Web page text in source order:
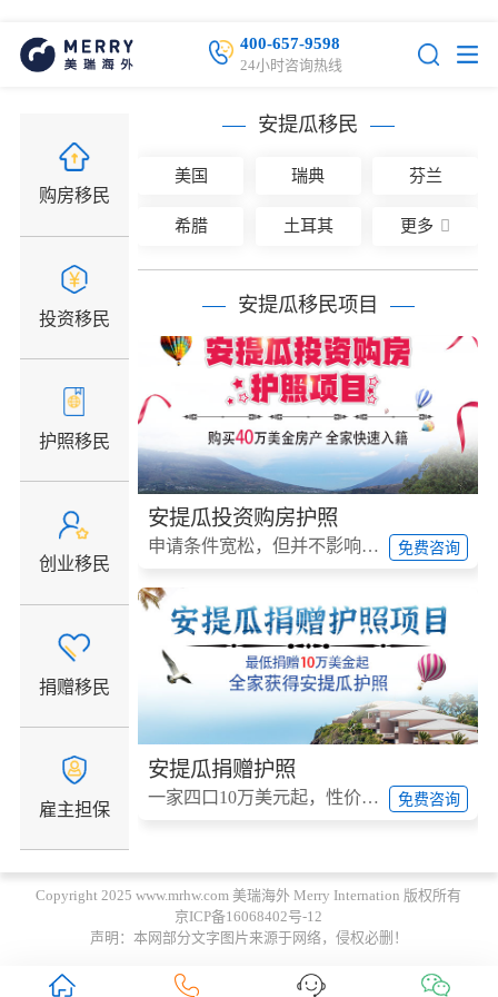
400-657-9598
24小时咨询热线
购房移民
投资移民
护照移民
创业移民
捐赠移民
雇主担保
移民
安提瓜移民
美国 瑞典 芬兰
希腊 土耳其 更多
安提瓜移民项目
安提瓜投资购房护照
申请条件宽松，但并不影响身份优质。 免费咨询
安提瓜捐赠护照
一家四口10万美元起，性价比最高护照移民项目。 免费咨询
Copyright 2025 www.mrhw.com 美瑞海外 Merry Internation 版权所有
京ICP备16068402号-12
声明：本网部分文字图片来源于网络，侵权必删！